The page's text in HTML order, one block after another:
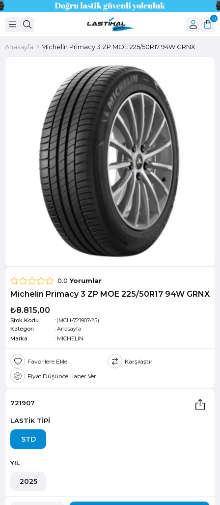
0
Anasayfa Michelin Primacy 3 ZP MOE 225/50R17 94W GRNX
0.0 Yorumlar
Michelin Primacy 3 ZP MOE 225/50R17 94W GRNX
₺8.815,00
Stok Kodu
(MCH-721907-25)
Kategori
: Anasayfa
Marka
: MICHELIN
Favorilere Ekle
Karşılaştır
Fiyat Düşünce Haber Ver
721907
LASTİK TİPİ
STD
YIL
2025